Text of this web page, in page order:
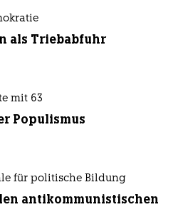
als Triebabfuhr
mit 63
Populismus
für politische Bildung
antikommunistischen